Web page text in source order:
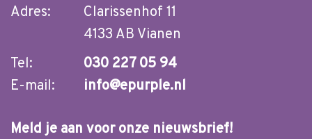
Adres:
Clarissenhof 11
4133 AB Vianen
Tel:
030 227 05 94
E-mail:
info@epurple.nl
Meld je aan voor onze nieuwsbrief!